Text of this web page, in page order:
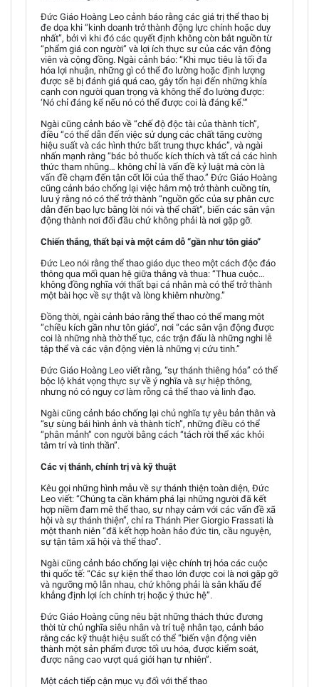
Đức Giáo Hoàng Leo cảnh báo rằng các giá trị thể thao bị
đe dọa khi “kinh doanh trở thành động lực chính hoặc duy
nhất”, bởi vì khi đó các quyết định không còn bắt nguồn từ
“phẩm giá con người” và lợi ích thực sự của các vận động
viên và cộng đồng. Ngài cảnh báo: “Khi mục tiêu là tối đa
hóa lợi nhuận, những gì có thể đo lường hoặc định lượng
được sẽ bị đánh giá quá cao, gây tổn hại đến những khía
cạnh con người quan trọng và không thể đo lường được:
‘Nó chỉ đáng kể nếu nó có thể được coi là đáng kể.’”
Ngài cũng cảnh báo về “chế độ độc tài của thành tích”,
điều “có thể dẫn đến việc sử dụng các chất tăng cường
hiệu suất và các hình thức bất trung thực khác”, và ngài
nhấn mạnh rằng “bác bỏ thuốc kích thích và tất cả các hình
thức tham nhũng… không chỉ là vấn đề kỷ luật mà còn là
vấn đề chạm đến tận cốt lõi của thể thao.” Đức Giáo Hoàng
cũng cảnh báo chống lại việc hâm mộ trở thành cuồng tín,
lưu ý rằng nó có thể trở thành “nguồn gốc của sự phân cực
dẫn đến bạo lực bằng lời nói và thể chất”, biến các sân vận
động thành nơi đối đầu chứ không phải là nơi gặp gỡ.
Chiến thắng, thất bại và một cám dỗ “gần như tôn giáo”
Đức Leo nói rằng thể thao giáo dục theo một cách độc đáo
thông qua mối quan hệ giữa thắng và thua: “Thua cuộc…
không đồng nghĩa với thất bại cá nhân mà có thể trở thành
một bài học về sự thật và lòng khiêm nhường.”
Đồng thời, ngài cảnh báo rằng thể thao có thể mang một
“chiều kích gần như tôn giáo”, nơi “các sân vận động được
coi là những nhà thờ thế tục, các trận đấu là những nghi lễ
tập thể và các vận động viên là những vị cứu tinh.”
Đức Giáo Hoàng Leo viết rằng, “sự thánh thiêng hóa” có thể
bộc lộ khát vọng thực sự về ý nghĩa và sự hiệp thông,
nhưng nó có nguy cơ làm rỗng cả thể thao và linh đạo.
Ngài cũng cảnh báo chống lại chủ nghĩa tự yêu bản thân và
“sự sùng bái hình ảnh và thành tích”, những điều có thể
“phân mảnh” con người bằng cách “tách rời thể xác khỏi
tâm trí và tinh thần”.
Các vị thánh, chính trị và kỹ thuật
Kêu gọi những hình mẫu về sự thánh thiện toàn diện, Đức
Leo viết: “Chúng ta cần khám phá lại những người đã kết
hợp niềm đam mê thể thao, sự nhạy cảm với các vấn đề xã
hội và sự thánh thiện”, chỉ ra Thánh Pier Giorgio Frassati là
một thanh niên “đã kết hợp hoàn hảo đức tin, cầu nguyện,
sự tận tâm xã hội và thể thao”.
Ngài cũng cảnh báo chống lại việc chính trị hóa các cuộc
thi quốc tế: “Các sự kiện thể thao lớn được coi là nơi gặp gỡ
và ngưỡng mộ lẫn nhau, chứ không phải là sân khấu để
khẳng định lợi ích chính trị hoặc ý thức hệ”.
Đức Giáo Hoàng cũng nêu bật những thách thức đương
thời từ chủ nghĩa siêu nhân và trí tuệ nhân tạo, cảnh báo
rằng các kỹ thuật hiệu suất có thể “biến vận động viên
thành một sản phẩm được tối ưu hóa, được kiểm soát,
được nâng cao vượt quá giới hạn tự nhiên”.
Một cách tiếp cận mục vụ đối với thể thao